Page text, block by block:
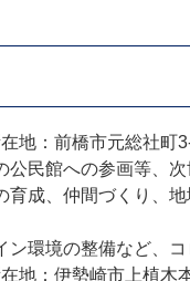
地：前橋市元総社町3-
公民館への参画等、
育成、仲間づくり、
ン環境の整備など、
地：伊勢崎市上植木